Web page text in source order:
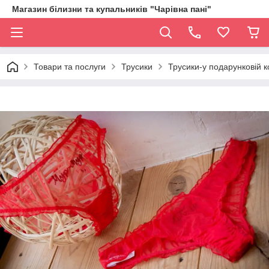
Магазин білизни та купальників "Чарівна пані"
Товари та послуги Трусики Трусики-у подарунковій